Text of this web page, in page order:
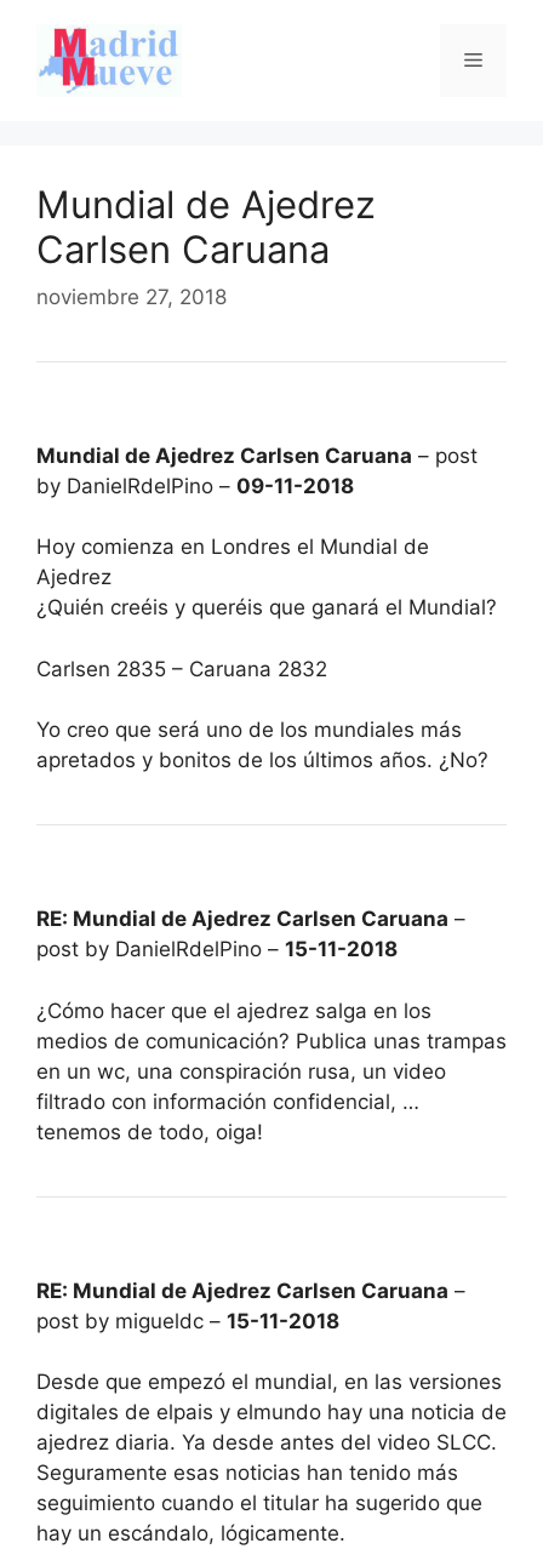
contenido
Menú
Mundial de Ajedrez
Carlsen Caruana
noviembre 27, 2018
Mundial de Ajedrez Carlsen Caruana – post
by DanielRdelPino – 09-11-2018
Hoy comienza en Londres el Mundial de
Ajedrez
¿Quién creéis y queréis que ganará el Mundial?
Carlsen 2835 – Caruana 2832
Yo creo que será uno de los mundiales más
apretados y bonitos de los últimos años. ¿No?
RE: Mundial de Ajedrez Carlsen Caruana –
post by DanielRdelPino – 15-11-2018
¿Cómo hacer que el ajedrez salga en los
medios de comunicación? Publica unas trampas
en un wc, una conspiración rusa, un video
filtrado con información confidencial, …
tenemos de todo, oiga!
RE: Mundial de Ajedrez Carlsen Caruana –
post by migueldc – 15-11-2018
Desde que empezó el mundial, en las versiones
digitales de elpais y elmundo hay una noticia de
ajedrez diaria. Ya desde antes del video SLCC.
Seguramente esas noticias han tenido más
seguimiento cuando el titular ha sugerido que
hay un escándalo, lógicamente.